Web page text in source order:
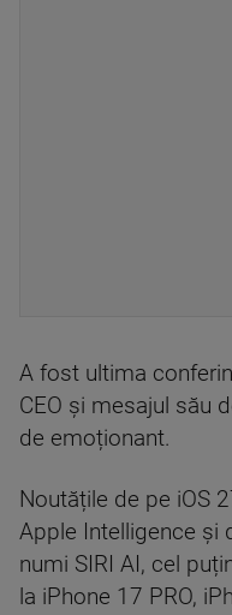
A fost ultima
CEO și mesajul său
de emoționant.
Noutățile de pe iOS
Apple Intelligence și
numi SIRI AI, cel
la iPhone 17 PRO,